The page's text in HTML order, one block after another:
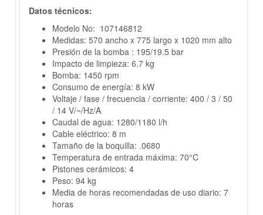
Datos técnicos:
Modelo No: 107146812
Medidas: 570 ancho x 775 largo x 1020 mm alto
Presión de la bomba : 195/19.5 bar
Impacto de limpieza: 6.7 kg
Bomba: 1450 rpm
Consumo de energía: 8 kW
Voltaje / fase / frecuencia / corriente: 400 / 3 / 50
/ 14 V/~/Hz/A
Caudal de agua: 1280/1180 l/h
Cable eléctrico: 8 m
Tamaño de la boquilla: .0680
Temperatura de entrada máxima: 70°C
Pistones cerámicos: 4
Peso: 94 kg
Media de horas recomendadas de uso diario: 7
horas